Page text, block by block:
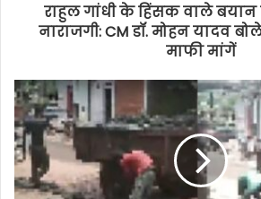
राहुल गांधी के हिंसक वाले बयान
नाराजगी: CM डॉ. मोहन यादव
माफी मांगें